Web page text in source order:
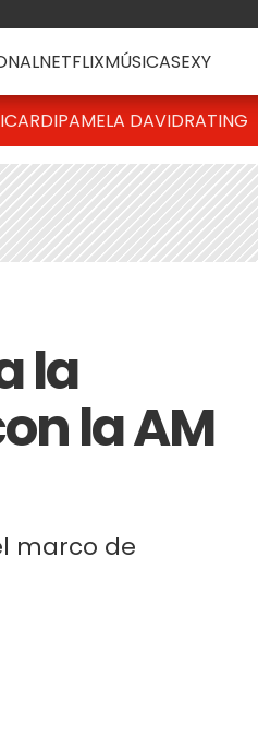
NETFLIXMÚSICASEXY
PAMELA DAVIDRATING
la
la AM
marco de